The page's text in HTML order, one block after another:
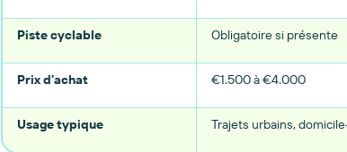
Piste cyclable Obligatoire si présente
Prix d'achat €1.500 à €4.000
Usage typique Trajets urbains,